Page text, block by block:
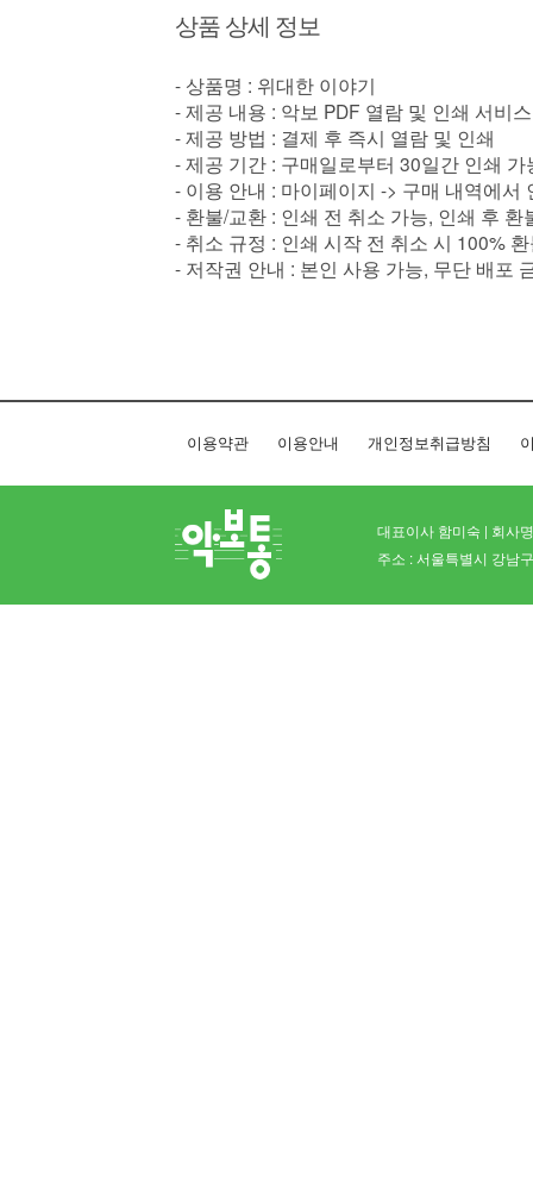
상품 상세 정보
- 상품명 : 위대한 이야기
- 제공 내용 : 악보 PDF 열람 및 인쇄 서비스
- 제공 방법 : 결제 후 즉시 열람 및 인쇄
- 제공 기간 : 구매일로부터 30일간 인쇄
- 이용 안내 : 마이페이지 -> 구매 내역에서
- 환불/교환 : 인쇄 전 취소 가능, 인쇄 후 환
- 취소 규정 : 인쇄 시작 전 취소 시 100%
- 저작권 안내 : 본인 사용 가능, 무단 배포
이용약관 이용안내 개인정보취급방침
대표이사 함미숙 | 회사
주소 : 서울특별시 강남